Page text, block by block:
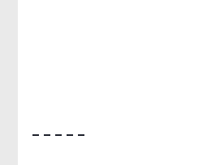
– – – – –